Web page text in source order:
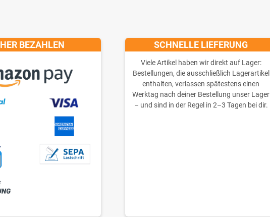
BEZAHLEN SCHNELLE LIEFERUNG
Viele Artikel haben wir direkt auf Lager:
Bestellungen, die ausschließlich Lagerartikel
enthalten, verlassen spätestens einen
Werktag nach deiner Bestellung unser Lager
– und sind in der Regel in 2–3 Tagen bei dir.